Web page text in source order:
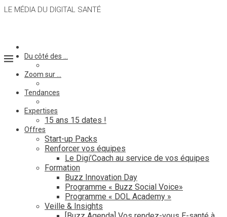
LE MÉDIA DU DIGITAL SANTÉ
Du côté des …
Zoom sur …
Tendances
Expertises
15 ans 15 dates !
Offres
Start-up Packs
Renforcer vos équipes
Le Digi’Coach au service de vos équipes
Formation
Buzz Innovation Day
Programme « Buzz Social Voice»
Programme « DOL Academy »
Veille & Insights